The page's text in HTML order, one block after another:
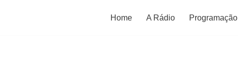
Home A Rádio Programação